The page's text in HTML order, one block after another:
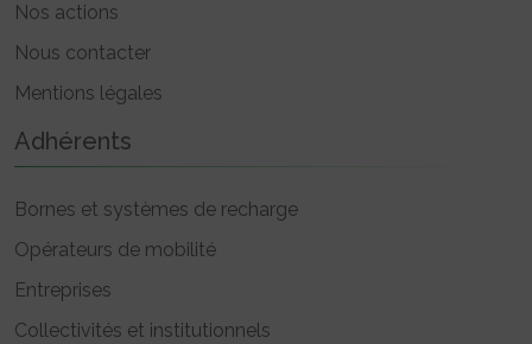
Nos actions
Nous contacter
Mentions légales
Adhérents
Bornes et systèmes de recharge
Opérateurs de mobilité
Entreprises
Collectivités et institutionnels